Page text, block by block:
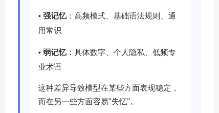
• 强记忆：高频模式、基础语法规则、通
用常识
• 弱记忆：具体数字、个人隐私、低频专
业术语
这种差异导致模型在某些方面表现稳定，
而在另一些方面容易"失忆"。